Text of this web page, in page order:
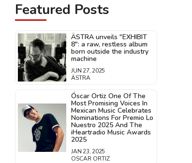
Featured Posts
ÄSTRA unveils "EXHIBIT
8": a raw, restless album
born outside the industry
machine
JUN 27, 2025
ÄSTRA
Óscar Ortiz One Of The
Most Promising Voices In
Mexican Music Celebrates
Nominations For Premio Lo
Nuestro 2025 And The
iHeartradio Music Awards
2025
JAN 23, 2025
OSCAR ORTIZ